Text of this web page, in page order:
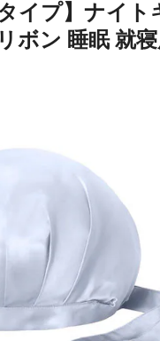
イプ】ナイト
ボン 睡眠 就